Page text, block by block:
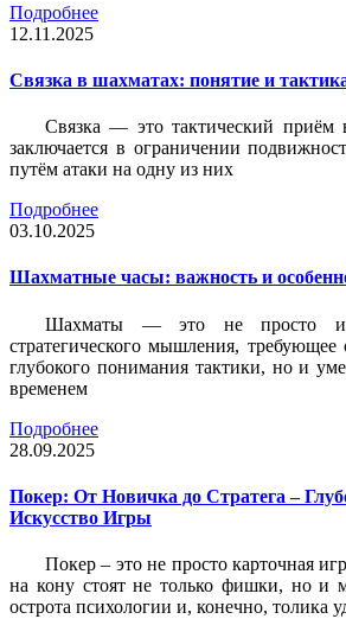
Подробнее
12.11.2025
Связка в шахматах: понятие и
Связка — это тактический приём
заключается в ограничении
путём атаки на одну из них
Подробнее
03.10.2025
Шахматные часы: важность и
Шахматы — это не просто
стратегического мышления, требующее
глубокого понимания тактики, но и
временем
Подробнее
28.09.2025
Покер: От Новичка до Стратега –
Искусство Игры
Покер – это не просто карточная
на кону стоят не только фишки, но и
острота психологии и, конечно, толика